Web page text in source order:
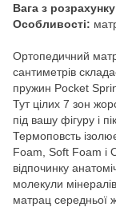
Вага з
Особливості:
Ортопедичний
сантиметрів
пружин Pocket
Тут цілих 7 зон
під вашу фігуру і
Термоповсть
Foam, Soft Foam і
відпочинку
молекули
матрац середньої